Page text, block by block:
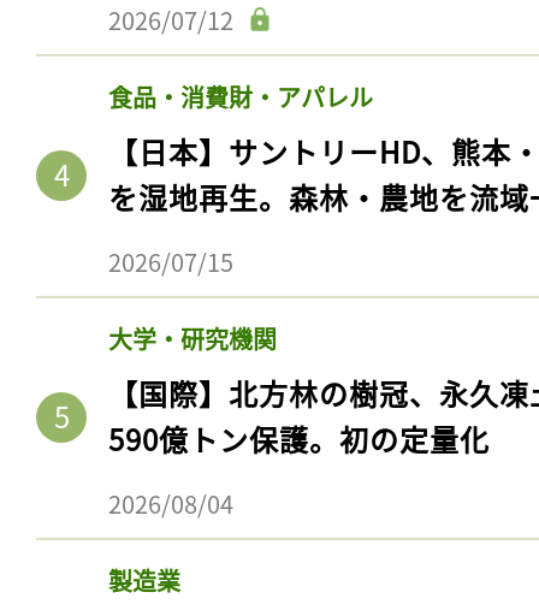
2026/07/12
食品・消費財・アパレル
【日本】サントリーHD、熊本
を湿地再生。森林・農地を流
2026/07/15
大学・研究機関
【国際】北方林の樹冠、永久
590億トン保護。初の定量化
2026/08/04
製造業